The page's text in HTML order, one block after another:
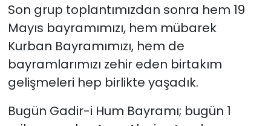
Son grup toplantımızdan sonra hem 19
Mayıs bayramımızı, hem mübarek
Kurban Bayramımızı, hem de
bayramlarımızı zehir eden birtakım
gelişmeleri hep birlikte yaşadık.
Bugün Gadir-i Hum Bayramı; bugün 1